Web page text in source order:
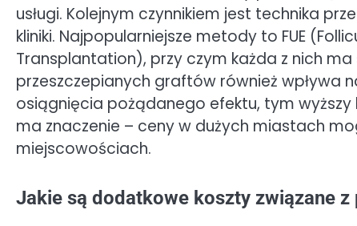
usługi. Kolejnym czynnikiem jest technika
kliniki. Najpopularniejsze metody to FUE
Transplantation), przy czym każda z nich
przeszczepianych graftów również wpływa
osiągnięcia pożądanego efektu, tym
ma znaczenie – ceny w dużych miastach
miejscowościach.
Jakie są dodatkowe koszty związane